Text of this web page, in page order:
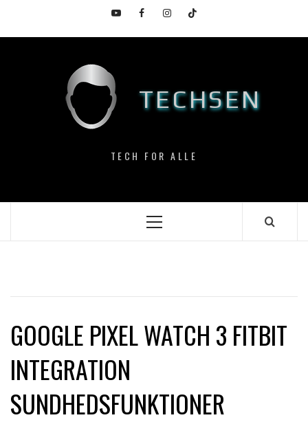
content
YouTubeFacebookInstagramTikTok
TECHSEN
TECH FOR ALLE
Primary
GOOGLE PIXEL WATCH 3 FITBIT
INTEGRATION
SUNDHEDSFUNKTIONER